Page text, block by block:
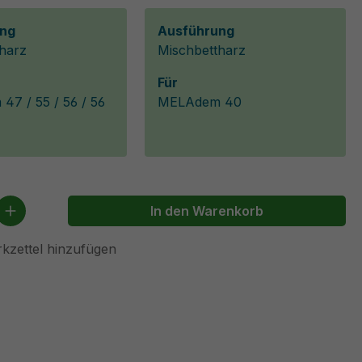
47 / 55 / 56 / 56
Ausführung
Mischbettharz
Für
MELAdem 40
Gib den gewünschten Wert
In den Warenkorb
hinzufügen